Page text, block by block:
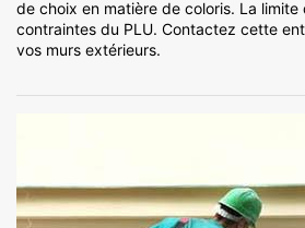
de choix en matière de coloris. La limite
contraintes du PLU. Contactez cette
vos murs extérieurs.